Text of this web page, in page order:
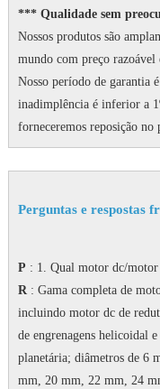
*** Qualidade sem
Nossos produtos são
mundo com preço razoável
Nosso período de garantia
inadimplência é inferior a
forneceremos reposição
Perguntas e respostas
P : 1. Qual motor dc/motor
R: Gama completa de
incluindo motor dc de
de engrenagens helicoidal
planetária; diâmetros de 6
mm, 20 mm, 22 mm, 24